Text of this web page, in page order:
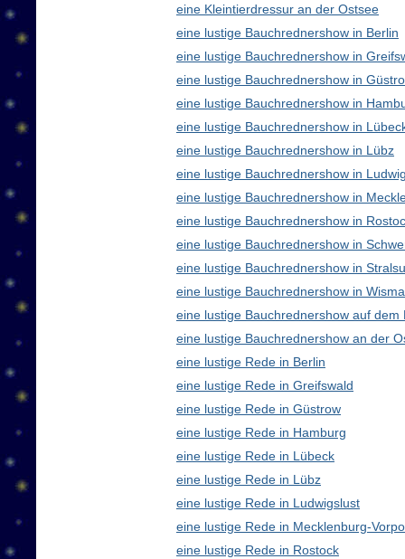
eine Kleintierdressur an der Ostsee
eine lustige Bauchrednershow in Berlin
eine lustige Bauchrednershow in
eine lustige Bauchrednershow in
eine lustige Bauchrednershow in
eine lustige Bauchrednershow in
eine lustige Bauchrednershow in Lübz
eine lustige Bauchrednershow in
eine lustige Bauchrednershow in
eine lustige Bauchrednershow in
eine lustige Bauchrednershow in
eine lustige Bauchrednershow in
eine lustige Bauchrednershow in
eine lustige Bauchrednershow auf dem
eine lustige Bauchrednershow an der
eine lustige Rede in Berlin
eine lustige Rede in Greifswald
eine lustige Rede in Güstrow
eine lustige Rede in Hamburg
eine lustige Rede in Lübeck
eine lustige Rede in Lübz
eine lustige Rede in Ludwigslust
eine lustige Rede in Mecklenburg-
eine lustige Rede in Rostock